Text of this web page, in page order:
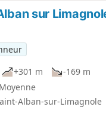
sur
+301 m
-169 m
Moyenne
Alban-sur-Limagnole